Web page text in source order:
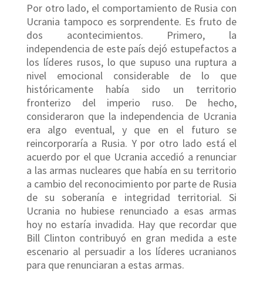
Por otro lado, el comportamiento de Rusia con
Ucrania tampoco es sorprendente. Es fruto de
dos acontecimientos. Primero, la
independencia de este país dejó estupefactos a
los líderes rusos, lo que supuso una ruptura a
nivel emocional considerable de lo que
históricamente había sido un territorio
fronterizo del imperio ruso. De hecho,
consideraron que la independencia de Ucrania
era algo eventual, y que en el futuro se
reincorporaría a Rusia. Y por otro lado está el
acuerdo por el que Ucrania accedió a renunciar
a las armas nucleares que había en su territorio
a cambio del reconocimiento por parte de Rusia
de su soberanía e integridad territorial. Si
Ucrania no hubiese renunciado a esas armas
hoy no estaría invadida. Hay que recordar que
Bill Clinton contribuyó en gran medida a este
escenario al persuadir a los líderes ucranianos
para que renunciaran a estas armas.